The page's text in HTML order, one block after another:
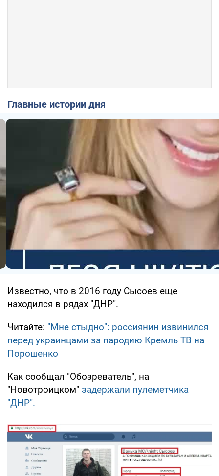
Главные истории дня
Известно, что в 2016 году Сысоев еще
находился в рядах "ДНР".
Читайте: "Мне стыдно": россиянин извинился
перед украинцами за пародию Кремль ТВ на
Порошенко
Как сообщал "Обозреватель", на
"Новотроицком" задержали пулеметчика
"ДНР".